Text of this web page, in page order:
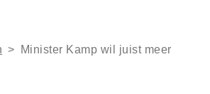
>
Minister Kamp wil juist meer